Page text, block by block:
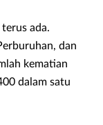
ada.
dan
kematian
dalam satu